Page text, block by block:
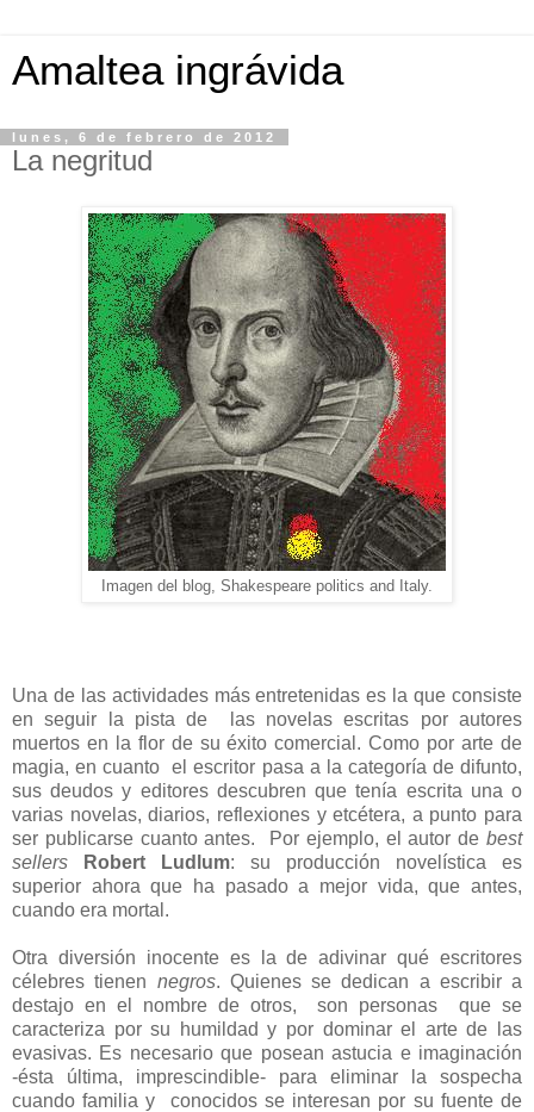
Amaltea ingrávida
lunes, 6 de febrero de 2012
La negritud
Imagen del blog, Shakespeare politics and Italy.
Una de las actividades más entretenidas es la que consiste
en seguir la pista de las novelas escritas por autores
muertos en la flor de su éxito comercial. Como por arte de
magia, en cuanto el escritor pasa a la categoría de difunto,
sus deudos y editores descubren que tenía escrita una o
varias novelas, diarios, reflexiones y etcétera, a punto para
ser publicarse cuanto antes. Por ejemplo, el autor de best
sellers
Robert Ludlum: su producción novelística es
superior ahora que ha pasado a mejor vida, que antes,
cuando era mortal.
Otra diversión inocente es la de adivinar qué escritores
célebres tienen negros. Quienes se dedican a escribir a
destajo en el nombre de otros, son personas que se
caracteriza por su humildad y por dominar el arte de las
evasivas. Es necesario que posean astucia e imaginación
-ésta última, imprescindible- para eliminar la sospecha
cuando familia y conocidos se interesan por su fuente de